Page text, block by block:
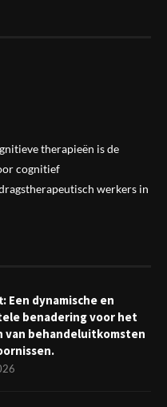
therapieën is de
cognitief
werkers in
Een dynamische en
benadering voor het
van behandeluitkomsten